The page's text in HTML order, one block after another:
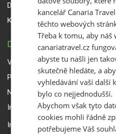
Delegáti
Kontakty
DŮLEŽITÉ INFORMACE
Všeobecné smluvní podmínky a
Přepravní podmínky Smartwings
Nastavení a ochrana soukromí
Informace k rezervaci zájezdu
Informace k pojištění
kancelář Canaria
těchto webových
Třeba k tomu, aby náš
canariatravel.cz
abyste tu našli jen
skutečně hledáte, a
vyhledávání vaší další
bylo co nejjednodušší.
Abychom však tyto
cookies mohli řádně
potřebujeme Váš